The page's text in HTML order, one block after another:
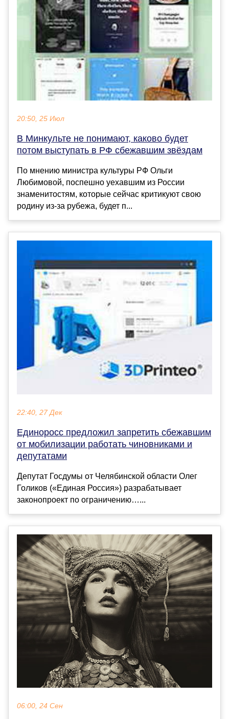
20:50, 25 Июл
В Минкульте не понимают, каково будет
потом выступать в РФ сбежавшим звёздам
По мнению министра культуры РФ Ольги
Любимовой, поспешно уехавшим из России
знаменитостям, которые сейчас критикуют свою
родину из-за рубежа, будет п...
22:40, 27 Дек
Единоросс предложил запретить сбежавшим
от мобилизации работать чиновниками и
депутатами
Депутат Госдумы от Челябинской области Олег
Голиков («Единая Россия») разрабатывает
законопроект по ограничению…...
06:00, 24 Сен